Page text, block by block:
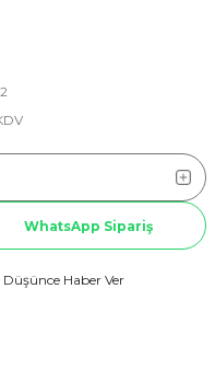
WhatsApp Sipariş
Düşünce Haber Ver